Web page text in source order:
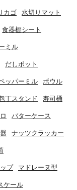
カゴ 水切りマット
食器棚シート
ミル
だしポット
ッパーミル ボウル
丁スタンド 寿司桶
バターケース
ナッツクラッカー
プ マドレーヌ型
ケール